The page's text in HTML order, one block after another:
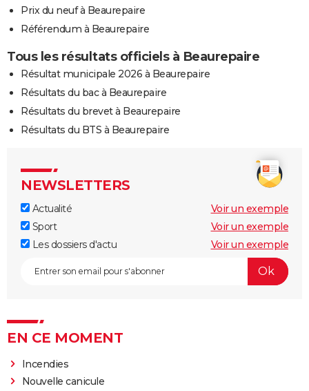
Prix du neuf à Beaurepaire
Référendum à Beaurepaire
Tous les résultats officiels à Beaurepaire
Résultat municipale 2026 à Beaurepaire
Résultats du bac à Beaurepaire
Résultats du brevet à Beaurepaire
Résultats du BTS à Beaurepaire
NEWSLETTERS
Actualité
Voir un exemple
Sport
Voir un exemple
Les dossiers d'actu
Voir un exemple
EN CE MOMENT
Incendies
Nouvelle canicule